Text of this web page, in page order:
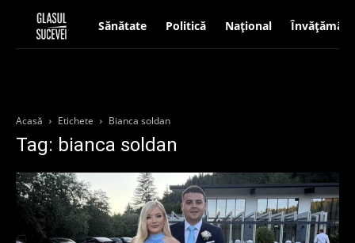
Sănătate Politică Național Învățământ
Acasă Etichete Bianca soldan
Tag: bianca soldan